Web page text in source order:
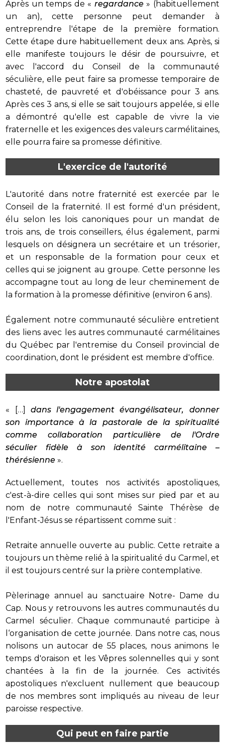
Après un temps de « regardance» (habituellement
un an), cette personne peut demander à
entreprendre l'étape de la première formation.
Cette étape dure habituellement deux ans. Après, si
elle manifeste toujours le désir de poursuivre, et
avec l'accord du Conseil de la communauté
séculière, elle peut faire sa promesse temporaire de
chasteté, de pauvreté et d'obéissance pour 3 ans.
Après ces 3 ans, si elle se sait toujours appelée, si elle
a démontré qu'elle est capable de vivre la vie
fraternelle et les exigences des valeurs carmélitaines,
elle pourra faire sa promesse définitive.
L'exercice de l'autorité
L'autorité dans notre fraternité est exercée par le
Conseil de la fraternité. Il est formé d'un président,
élu selon les lois canoniques pour un mandat de
trois ans, de trois conseillers, élus également, parmi
lesquels on désignera un secrétaire et un trésorier,
et un responsable de la formation pour ceux et
celles qui se joignent au groupe. Cette personne les
accompagne tout au long de leur cheminement de
la formation à la promesse définitive (environ 6 ans).
Également notre communauté séculière entretient
des liens avec les autres communauté carmélitaines
du Québec par l'entremise du Conseil provincial de
coordination, dont le président est membre d'office.
Notre apostolat
« […] dans l'engagement évangélisateur, donner
son importance à la pastorale de la spiritualité
comme collaboration particulière de l'Ordre
séculier fidèle à son identité carmélitaine –
thérésienne ».
Actuellement, toutes nos activités apostoliques,
c'est-à-dire celles qui sont mises sur pied par et au
nom de notre communauté Sainte Thérèse de
l'Enfant-Jésus se répartissent comme suit :
Retraite annuelle ouverte au public. Cette retraite a
toujours un thème relié à la spiritualité du Carmel, et
il est toujours centré sur la prière contemplative.
Pèlerinage annuel au sanctuaire Notre- Dame du
Cap. Nous y retrouvons les autres communautés du
Carmel séculier. Chaque communauté participe à
l‘organisation de cette journée. Dans notre cas, nous
nolisons un autocar de 55 places, nous animons le
temps d'oraison et les Vêpres solennelles qui y sont
chantées à la fin de la journée. Ces activités
apostoliques n'excluent nullement que beaucoup
de nos membres sont impliqués au niveau de leur
paroisse respective.
Qui peut en faire partie